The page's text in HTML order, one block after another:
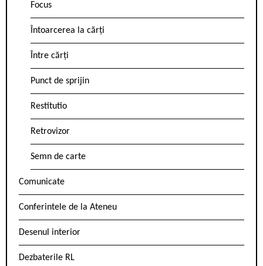
Focus
Întoarcerea la cărți
Între cărți
Punct de sprijin
Restitutio
Retrovizor
Semn de carte
Comunicate
Conferintele de la Ateneu
Desenul interior
Dezbaterile RL